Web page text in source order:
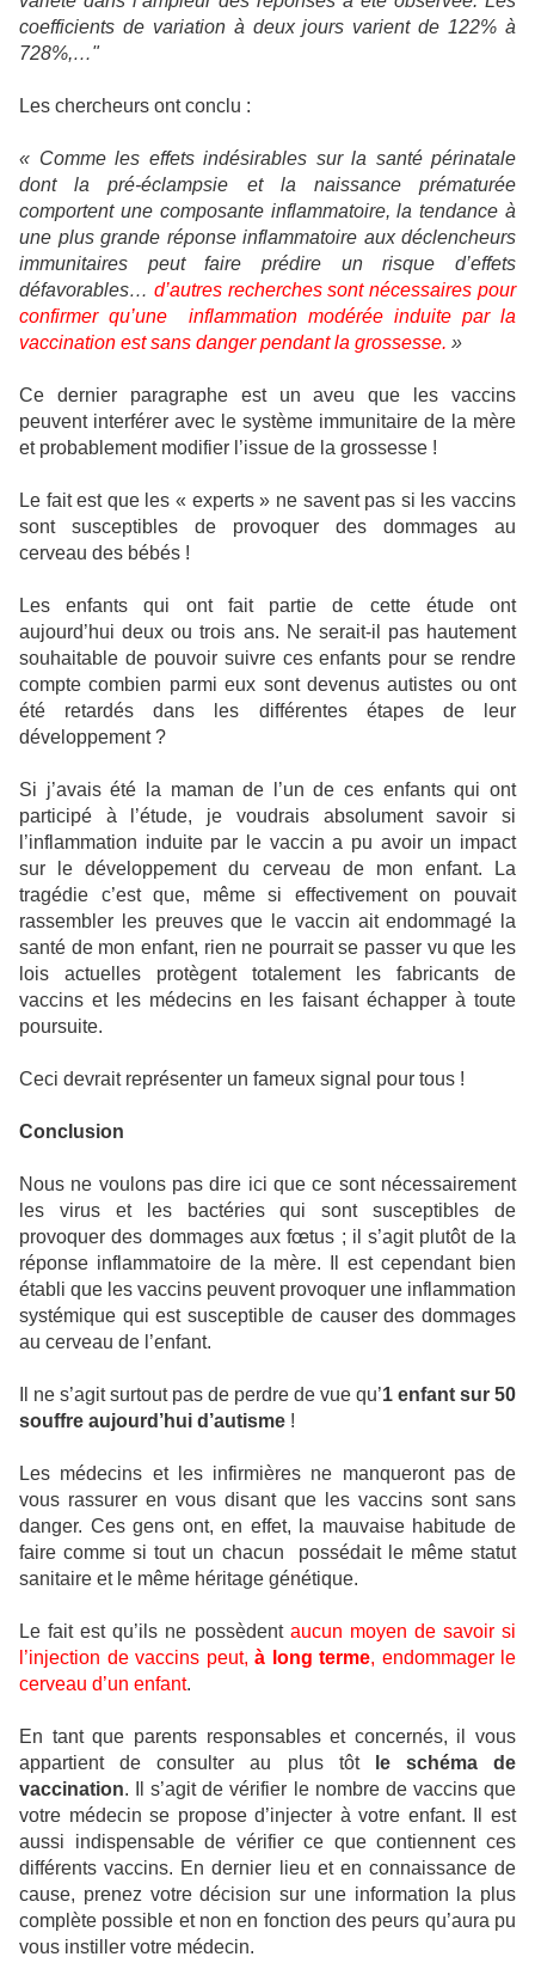
coefficients de variation à deux jours varient de 122% à
728%,…"
Les chercheurs ont conclu :
« Comme les effets indésirables sur la santé périnatale
dont la pré-éclampsie et la naissance prématurée
comportent une composante inflammatoire, la tendance à
une plus grande réponse inflammatoire aux déclencheurs
immunitaires peut faire prédire un risque d’effets
défavorables… d’autres recherches sont nécessaires pour
confirmer qu’une
inflammation modérée induite par la
vaccination est sans danger pendant la grossesse. »
Ce dernier paragraphe est un aveu que les vaccins
peuvent interférer avec le système immunitaire de la mère
et probablement modifier l’issue de la grossesse !
Le fait est que les « experts » ne savent pas si les vaccins
sont susceptibles de provoquer des dommages au
cerveau des bébés !
Les enfants qui ont fait partie de cette étude ont
aujourd’hui deux ou trois ans. Ne serait-il pas hautement
souhaitable de pouvoir suivre ces enfants pour se rendre
compte combien parmi eux sont devenus autistes ou ont
été retardés dans les différentes étapes de leur
développement ?
Si j’avais été la maman de l’un de ces enfants qui ont
participé à l’étude, je voudrais absolument savoir si
l’inflammation induite par le vaccin a pu avoir un impact
sur le développement du cerveau de mon enfant. La
tragédie c’est que, même si effectivement on pouvait
rassembler les preuves que le vaccin ait endommagé la
santé de mon enfant, rien ne pourrait se passer vu que les
lois actuelles protègent totalement les fabricants de
vaccins et les médecins en les faisant échapper à toute
poursuite.
Ceci devrait représenter un fameux signal pour tous !
Conclusion
Nous ne voulons pas dire ici que ce sont nécessairement
les virus et les bactéries qui sont susceptibles de
provoquer des dommages aux fœtus ; il s’agit plutôt de la
réponse inflammatoire de la mère. Il est cependant bien
établi que les vaccins peuvent provoquer une inflammation
systémique qui est susceptible de causer des dommages
au cerveau de l’enfant.
Il ne s’agit surtout pas de perdre de vue qu’1 enfant sur 50
souffre aujourd’hui d’autisme !
Les médecins et les infirmières ne manqueront pas de
vous rassurer en vous disant que les vaccins sont sans
danger. Ces gens ont, en effet, la mauvaise habitude de
faire comme si tout un chacun
possédait le même statut
sanitaire et le même héritage génétique.
Le fait est qu’ils ne possèdent aucun moyen de savoir si
l’injection de vaccins peut, à long terme, endommager le
cerveau d’un enfant.
En tant que parents responsables et concernés, il vous
appartient de consulter au plus tôt
le schéma de
vaccination. Il s’agit de vérifier le nombre de vaccins que
votre médecin se propose d’injecter à votre enfant. Il est
aussi indispensable de vérifier ce que contiennent ces
différents vaccins. En dernier lieu et en connaissance de
cause, prenez votre décision sur une information la plus
complète possible et non en fonction des peurs qu’aura pu
vous instiller votre médecin.